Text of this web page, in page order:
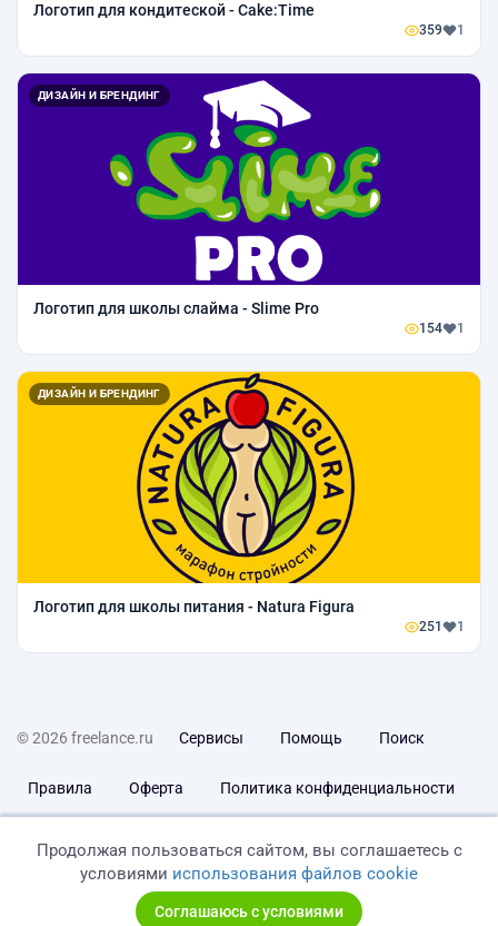
Логотип для кондитеской - Cake:Time
359 1
ДИЗАЙН И БРЕНДИНГ
Логотип для школы слайма - Slime Pro
154 1
ДИЗАЙН И БРЕНДИНГ
Логотип для школы питания - Natura Figura
251 1
© 2026 freelance.ru Сервисы Помощь Поиск
Правила Оферта Политика конфиденциальности
Продолжая пользоваться сайтом, вы соглашаетесь с
условиями использования файлов cookie
Соглашаюсь с условиями